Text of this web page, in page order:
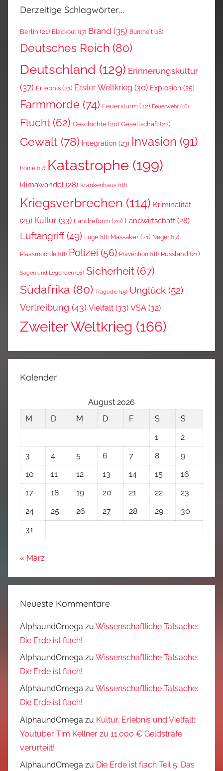
Derzeitige Schlagwörter…
Berlin (21) Blackout (17) Brand (35) Buntheit (18)
Deutsches Reich (80)
Deutschland (129) Erinnerungskultur
(37) Erlebnis (21) Erster Weltkrieg (30) Explosion (25)
Farmmorde (74) Feuersturm (22) Feuerwehr (16)
Flucht (62) Geschichte (20) Gesellschaft(22)
Gewalt (78) Integration (23) Invasion (91)
Ironie (17) Katastrophe (199)
klimawandel (28) Krankenhaus (18)
Kriegsverbrechen (114) Kriminalität
(29) Kultur (33) Landreform (20) Landwirtschaft (28)
Luftangriff (49) Lüge (18) Massaker (21) Neger (17)
Plaasmoorde (18) Polizei (56) Prävention (18) Russland (21)
Sagen und Legenden (16) Sicherheit (67)
Südafrika (80) Tragödie (15) Unglück (52)
Vertreibung (43) Vielfalt (33) VSA (32)
Zweiter Weltkrieg (166)
Kalender
August 2026
M
D M D F S
S
1
2
3
4 5 6 7 8
9
10
11 12 13 14 15
16
17
18 19 20 21 22
23
24
25 26 27 28 29
30
31
« März
Neueste Kommentare
AlphaundOmega zu Wissenschaftliche Tatsache:
Die Erde ist flach!
AlphaundOmega zu Wissenschaftliche Tatsache:
Die Erde ist flach!
AlphaundOmega zu Wissenschaftliche Tatsache:
Die Erde ist flach!
AlphaundOmega zu Kultur, Erlebnis und Vielfalt:
Youtuber Tim Kellner zu 11.000 € Geldstrafe
verurteilt!
AlphaundOmega zu Die Erde ist flach Teil 5: Das